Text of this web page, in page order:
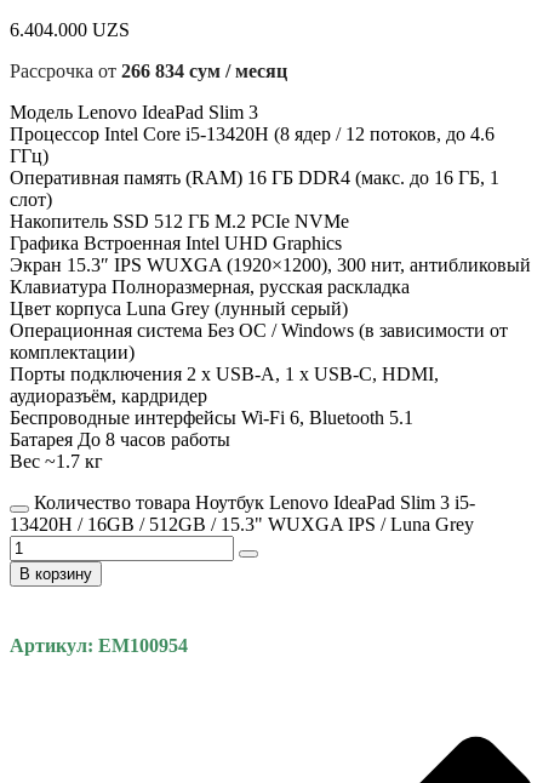
6.404.000 UZS
Рассрочка от 266 834 сум / месяц
Модель Lenovo IdeaPad Slim 3
Процессор Intel Core i5-13420H (8 ядер / 12 потоков, до 4.6
ГГц)
Оперативная память (RAM) 16 ГБ DDR4 (макс. до 16 ГБ, 1
слот)
Накопитель SSD 512 ГБ M.2 PCIe NVMe
Графика Встроенная Intel UHD Graphics
Экран 15.3″ IPS WUXGA (1920×1200), 300 нит, антибликовый
Клавиатура Полноразмерная, русская раскладка
Цвет корпуса Luna Grey (лунный серый)
Операционная система Без ОС / Windows (в зависимости от
комплектации)
Порты подключения 2 x USB-A, 1 x USB-C, HDMI,
аудиоразъём, кардридер
Беспроводные интерфейсы Wi-Fi 6, Bluetooth 5.1
Батарея До 8 часов работы
Вес ~1.7 кг
Количество товара Ноутбук Lenovo IdeaPad Slim 3 i5-
13420H / 16GB / 512GB / 15.3" WUXGA IPS / Luna Grey
В корзину
Артикул: EM100954